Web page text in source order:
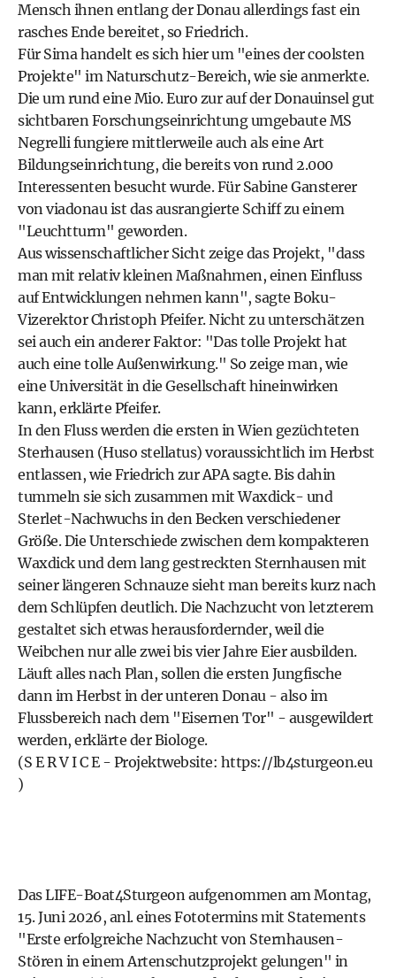
Mensch ihnen entlang der Donau allerdings fast ein
rasches Ende bereitet, so Friedrich.
Für Sima handelt es sich hier um "eines der coolsten
Projekte" im Naturschutz-Bereich, wie sie anmerkte.
Die um rund eine Mio. Euro zur auf der Donauinsel gut
sichtbaren Forschungseinrichtung umgebaute MS
Negrelli fungiere mittlerweile auch als eine Art
Bildungseinrichtung, die bereits von rund 2.000
Interessenten besucht wurde. Für Sabine Gansterer
von viadonau ist das ausrangierte Schiff zu einem
"Leuchtturm" geworden.
Aus wissenschaftlicher Sicht zeige das Projekt, "dass
man mit relativ kleinen Maßnahmen, einen Einfluss
auf Entwicklungen nehmen kann", sagte Boku-
Vizerektor Christoph Pfeifer. Nicht zu unterschätzen
sei auch ein anderer Faktor: "Das tolle Projekt hat
auch eine tolle Außenwirkung." So zeige man, wie
eine Universität in die Gesellschaft hineinwirken
kann, erklärte Pfeifer.
In den Fluss werden die ersten in Wien gezüchteten
Sterhausen (Huso stellatus) voraussichtlich im Herbst
entlassen, wie Friedrich zur APA sagte. Bis dahin
tummeln sie sich zusammen mit Waxdick- und
Sterlet-Nachwuchs in den Becken verschiedener
Größe. Die Unterschiede zwischen dem kompakteren
Waxdick und dem lang gestreckten Sternhausen mit
seiner längeren Schnauze sieht man bereits kurz nach
dem Schlüpfen deutlich. Die Nachzucht von letzterem
gestaltet sich etwas herausfordernder, weil die
Weibchen nur alle zwei bis vier Jahre Eier ausbilden.
Läuft alles nach Plan, sollen die ersten Jungfische
dann im Herbst in der unteren Donau - also im
Flussbereich nach dem "Eisernen Tor" - ausgewildert
werden, erklärte der Biologe.
(S E R V I C E - Projektwebsite: https://lb4sturgeon.eu
)
Das LIFE-Boat4Sturgeon aufgenommen am Montag,
15. Juni 2026, anl. eines Fototermins mit Statements
"Erste erfolgreiche Nachzucht von Sternhausen-
Stören in einem Artenschutzprojekt gelungen" in